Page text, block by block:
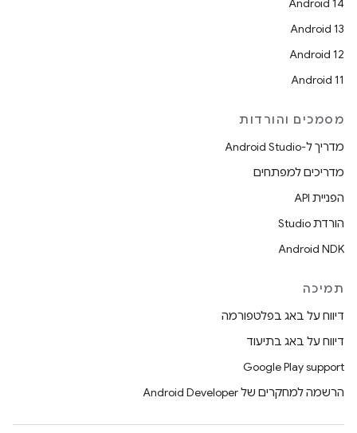
Android 14
Android 13
Android 12
Android 11
מסמכים והורדות
מדריך ל-Android Studio
מדריכים למפתחים
הפניית API
הורדת Studio
Android NDK
תמיכה
דיווח על באג בפלטפורמה
דיווח על באג בתיעוד
Google Play support
הרשמה למחקרים של Android Developer